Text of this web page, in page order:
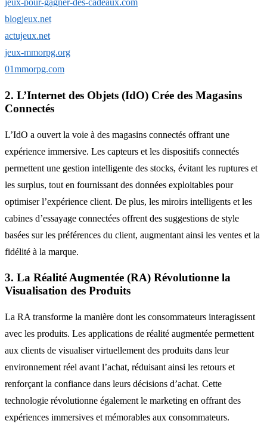
jeux-pour-gagner-des-cadeaux.com
blogjeux.net
actujeux.net
jeux-mmorpg.org
01mmorpg.com
2. L’Internet des Objets (IdO) Crée des Magasins
Connectés
L’IdO a ouvert la voie à des magasins connectés offrant une
expérience immersive. Les capteurs et les dispositifs connectés
permettent une gestion intelligente des stocks, évitant les ruptures et
les surplus, tout en fournissant des données exploitables pour
optimiser l’expérience client. De plus, les miroirs intelligents et les
cabines d’essayage connectées offrent des suggestions de style
basées sur les préférences du client, augmentant ainsi les ventes et la
fidélité à la marque.
3. La Réalité Augmentée (RA) Révolutionne la
Visualisation des Produits
La RA transforme la manière dont les consommateurs interagissent
avec les produits. Les applications de réalité augmentée permettent
aux clients de visualiser virtuellement des produits dans leur
environnement réel avant l’achat, réduisant ainsi les retours et
renforçant la confiance dans leurs décisions d’achat. Cette
technologie révolutionne également le marketing en offrant des
expériences immersives et mémorables aux consommateurs.